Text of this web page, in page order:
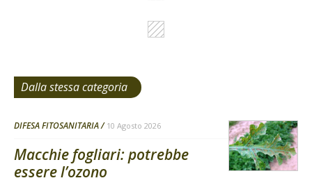
Dalla stessa categoria
DIFESA FITOSANITARIA 10 Agosto 2026
Macchie fogliari: potrebbe
essere l’ozono